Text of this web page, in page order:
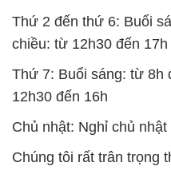
Thứ 2 đến thứ 6: Buổi
chiều: từ 12h30 đến 17h
Thứ 7: Buổi sáng: từ 8h
12h30 đến 16h
Chủ nhật: Nghỉ chủ nhật
Chúng tôi rất trân trọng